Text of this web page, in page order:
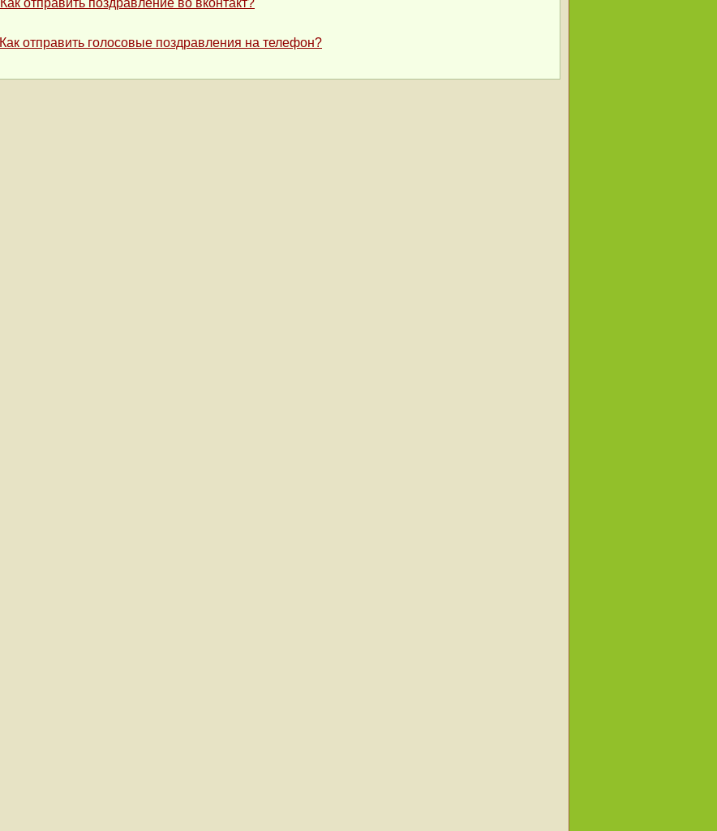
Как отправить поздравление во вконтакт?
Как отправить голосовые поздравления на телефон?